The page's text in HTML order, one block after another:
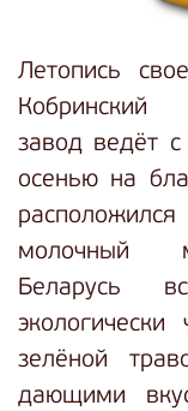
Летопись
Кобринский
завод ведёт
осенью на
молочный
Беларусь
зелёной
дающими